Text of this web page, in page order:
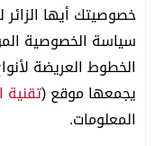
خصوصيتك أيها الزائر
سياسة الخصوصية
الخطوط العريضة
يجمعها موقع (تقنية
المعلومات.